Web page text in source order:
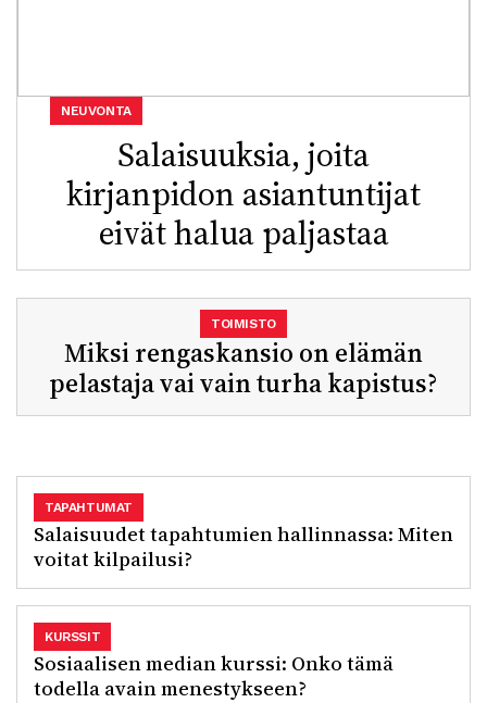
Salaisuuksia, joita
kirjanpidon asiantuntijat
eivät halua paljastaa
NEUVONTA
Miksi rengaskansio on elämän
pelastaja vai vain turha kapistus?
TOIMISTO
Salaisuudet tapahtumien hallinnassa: Miten
voitat kilpailusi?
TAPAHTUMAT
Sosiaalisen median kurssi: Onko tämä
todella avain menestykseen?
KURSSIT